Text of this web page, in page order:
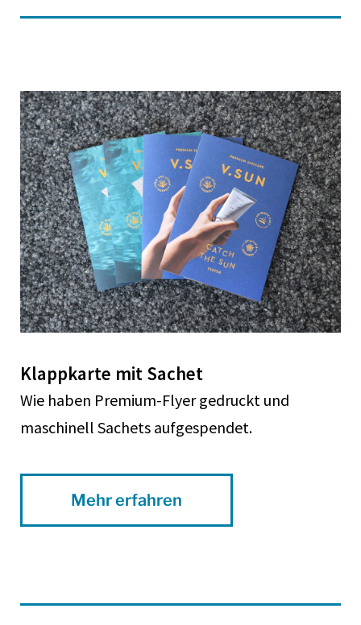
Klappkarte mit Sachet
Wie haben Premium-Flyer gedruckt und
maschinell Sachets aufgespendet.
Mehr erfahren